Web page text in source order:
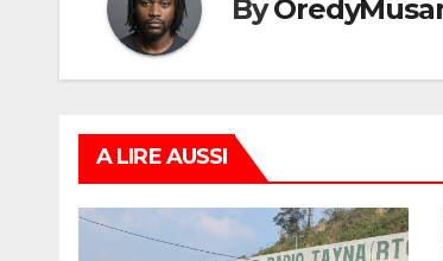
By
A LIRE AUSSI